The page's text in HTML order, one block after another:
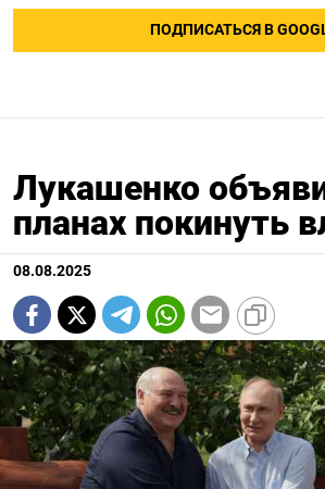
ПОДПИСАТЬСЯ В
Лукашенко
планах покинуть
08.08.2025